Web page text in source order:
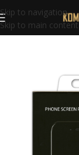
Skip to navigation
Skip to main content